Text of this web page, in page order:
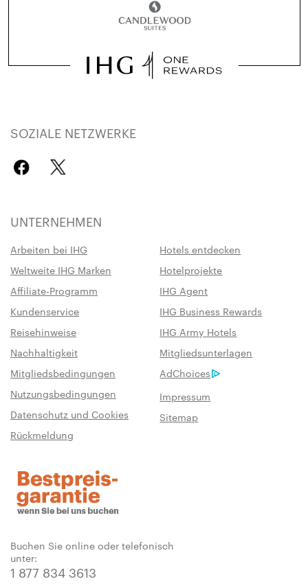
SOZIALE NETZWERKE
UNTERNEHMEN
Arbeiten bei IHG
Hotels entdecken
Weltweite IHG Marken
Hotelprojekte
Affiliate-Programm
IHG Agent
Kundenservice
IHG Business Rewards
Reisehinweise
IHG Army Hotels
Nachhaltigkeit
Mitgliedsunterlagen
Mitgliedsbedingungen
AdChoices
Nutzungsbedingungen
Impressum
Datenschutz und Cookies
Sitemap
Rückmeldung
Buchen Sie online oder telefonisch
unter:
1 877 834 3613